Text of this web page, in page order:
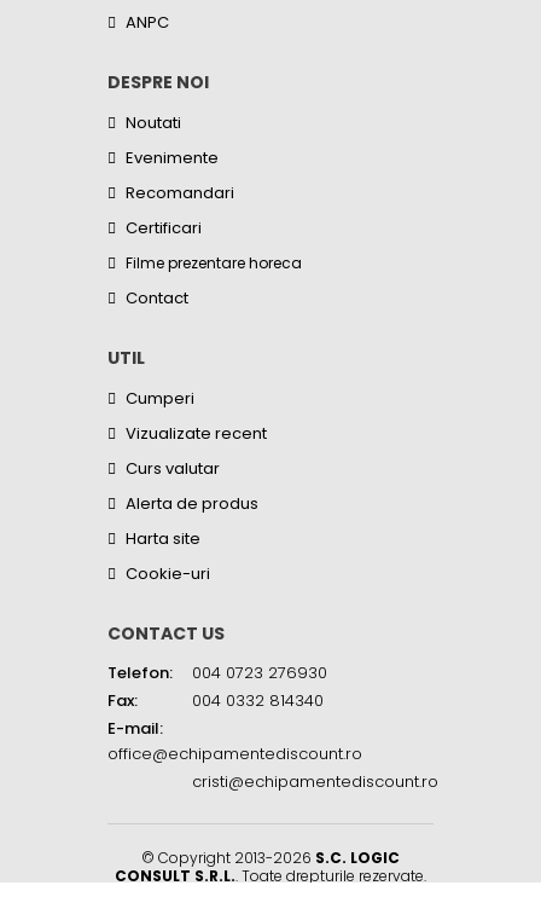
ANPC
DESPRE NOI
Noutati
Evenimente
Recomandari
Certificari
Filme prezentare horeca
Contact
UTIL
Cumperi
Vizualizate recent
Curs valutar
Alerta de produs
Harta site
Cookie-uri
CONTACT US
Telefon:
004 0723 276930
Fax:
004 0332 814340
E-mail:
office@echipamentediscount.ro
cristi@echipamentediscount.ro
© Copyright 2013-2026 S.C. LOGIC
CONSULT S.R.L.. Toate drepturile rezervate.